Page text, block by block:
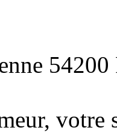
54200
votre